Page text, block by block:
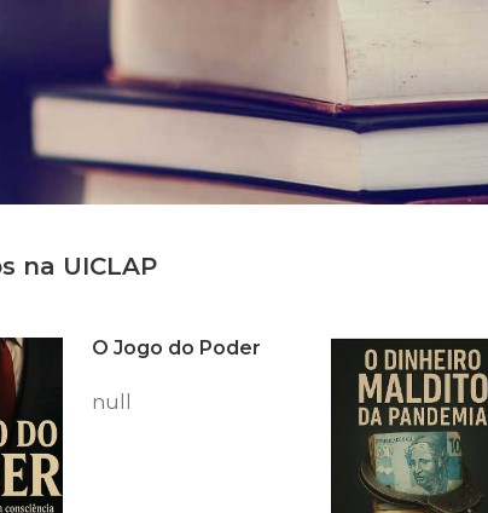
na UICLAP
O Jogo do Poder
null